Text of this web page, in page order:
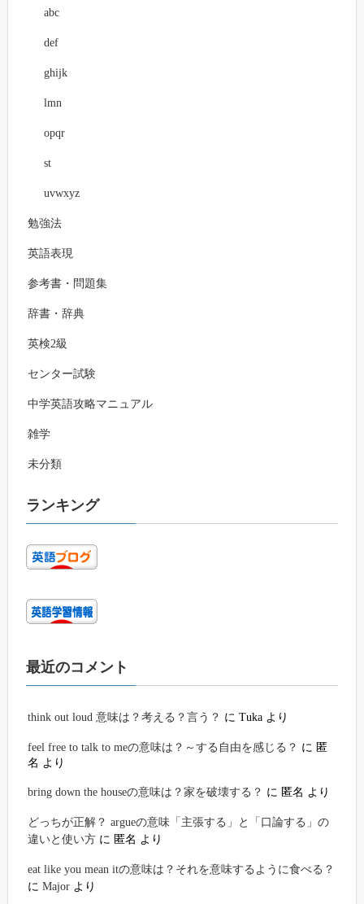
abc
def
ghijk
lmn
opqr
st
uvwxyz
勉強法
英語表現
参考書・問題集
辞書・辞典
英検2級
センター試験
中学英語攻略マニュアル
雑学
未分類
ランキング
最近のコメント
think out loud 意味は？考える？言う？ にTuka より
feel free to talk to meの意味は？～する自由を感じる？ に 匿
名 より
bring down the houseの意味は？家を破壊する？ に 匿名 より
どっちが正解？ argueの意味「主張する」と「口論する」の
違いと使い方 に 匿名 より
eat like you mean itの意味は？それを意味するように食べる？
にMajor より